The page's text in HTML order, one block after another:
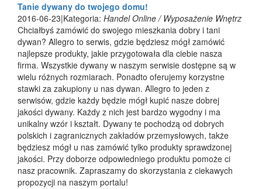
Tanie dywany do twojego domu!
2016-06-23|Kategoria: Handel Online / Wyposażenie Wnętrz
Chciałbyś zamówić do swojego mieszkania dobry i tani
dywan? Allegro to serwis, gdzie będziesz mógł zamówić
najlepsze produkty, jakie przygotowała dla ciebie nasza
firma. Wszystkie dywany w naszym serwisie dostępne są w
wielu różnych rozmiarach. Ponadto oferujemy korzystne
stawki za zakupiony u nas dywan. Allegro to jeden z
serwisów, gdzie każdy będzie mógł kupić nasze dobrej
jakości dywany. Każdy z nich jest bardzo wygodny i ma
unikalny wzór i kształt. Dywany te pochodzą od dobrych
polskich i zagranicznych zakładów przemysłowych, także
będziesz mógł u nas zamówić tylko produkty sprawdzonej
jakości. Przy doborze odpowiedniego produktu pomoże ci
nasz pracownik. Zapraszamy do skorzystania z ciekawych
propozycji na naszym portalu!